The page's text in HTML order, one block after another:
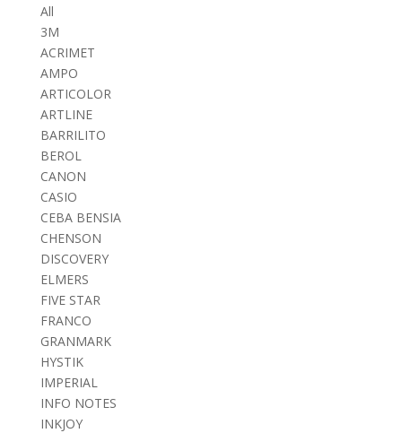
All
3M
ACRIMET
AMPO
ARTICOLOR
ARTLINE
BARRILITO
BEROL
CANON
CASIO
CEBA BENSIA
CHENSON
DISCOVERY
ELMERS
FIVE STAR
FRANCO
GRANMARK
HYSTIK
IMPERIAL
INFO NOTES
INKJOY